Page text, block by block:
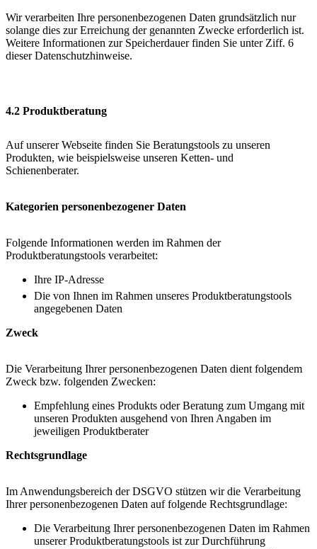
Wir verarbeiten Ihre personenbezogenen Daten grundsätzlich nur
solange dies zur Erreichung der genannten Zwecke erforderlich ist.
Weitere Informationen zur Speicherdauer finden Sie unter Ziff. 6
dieser Datenschutzhinweise.
4.2 Produktberatung
Auf unserer Webseite finden Sie Beratungstools zu unseren
Produkten, wie beispielsweise unseren Ketten- und
Schienenberater.
Kategorien personenbezogener Daten
Folgende Informationen werden im Rahmen der
Produktberatungstools verarbeitet:
Ihre IP-Adresse
Die von Ihnen im Rahmen unseres Produktberatungstools
angegebenen Daten
Zweck
Die Verarbeitung Ihrer personenbezogenen Daten dient folgendem
Zweck bzw. folgenden Zwecken:
Empfehlung eines Produkts oder Beratung zum Umgang mit
unseren Produkten ausgehend von Ihren Angaben im
jeweiligen Produktberater
Rechtsgrundlage
Im Anwendungsbereich der DSGVO stützen wir die Verarbeitung
Ihrer personenbezogenen Daten auf folgende Rechtsgrundlage:
Die Verarbeitung Ihrer personenbezogenen Daten im Rahmen
unserer Produktberatungstools ist zur Durchführung